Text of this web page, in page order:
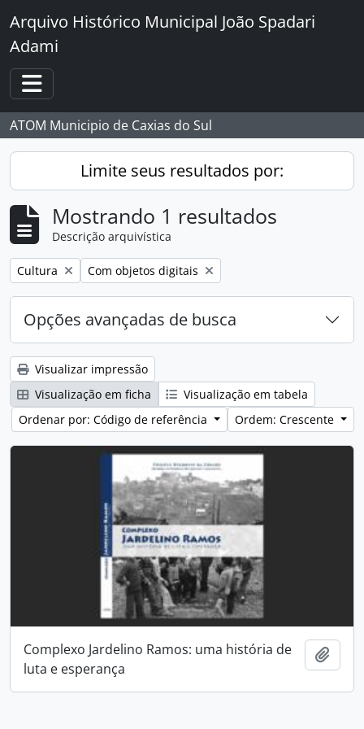
Skip to main content
Arquivo Histórico Municipal João Spadari
Adami
Toggle navigation
ATOM Municipio de Caxias do Sul
Limite seus resultados por:
Mostrando 1 resultados
Descrição arquivística
Remover filtro:
Cultura Remover filtro:
Com objetos digitais
Opções avançadas de busca
Visualizar impressão
Visualização em ficha
Visualização em tabela
Ordenar por: Código de referência
Ordem: Crescente
Complexo Jardelino Ramos: uma história de
luta e esperança